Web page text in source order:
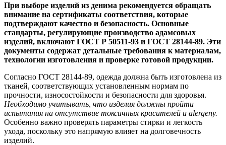
При выборе изделий из денима рекомендуется обращать
внимание на сертификаты соответствия, которые
подтверждают качество и безопасность. Основные
стандарты, регулирующие производство адамсовых
изделий, включают ГОСТ Р 50511-93 и ГОСТ 28144-89. Эти
документы содержат детальные требования к материалам,
технологии изготовления и проверке готовой продукции.
Согласно ГОСТ 28144-89, одежда должна быть изготовлена из
тканей, соответствующих установленным нормам по
прочности, износостойкости и безопасности для здоровья.
Необходимо учитывать, что изделия должны пройти
испытания на отсутствие токсичных красителей и alergeny.
Особенно важно проверять параметры стирки и легкость
ухода, поскольку это напрямую влияет на долговечность
изделий.